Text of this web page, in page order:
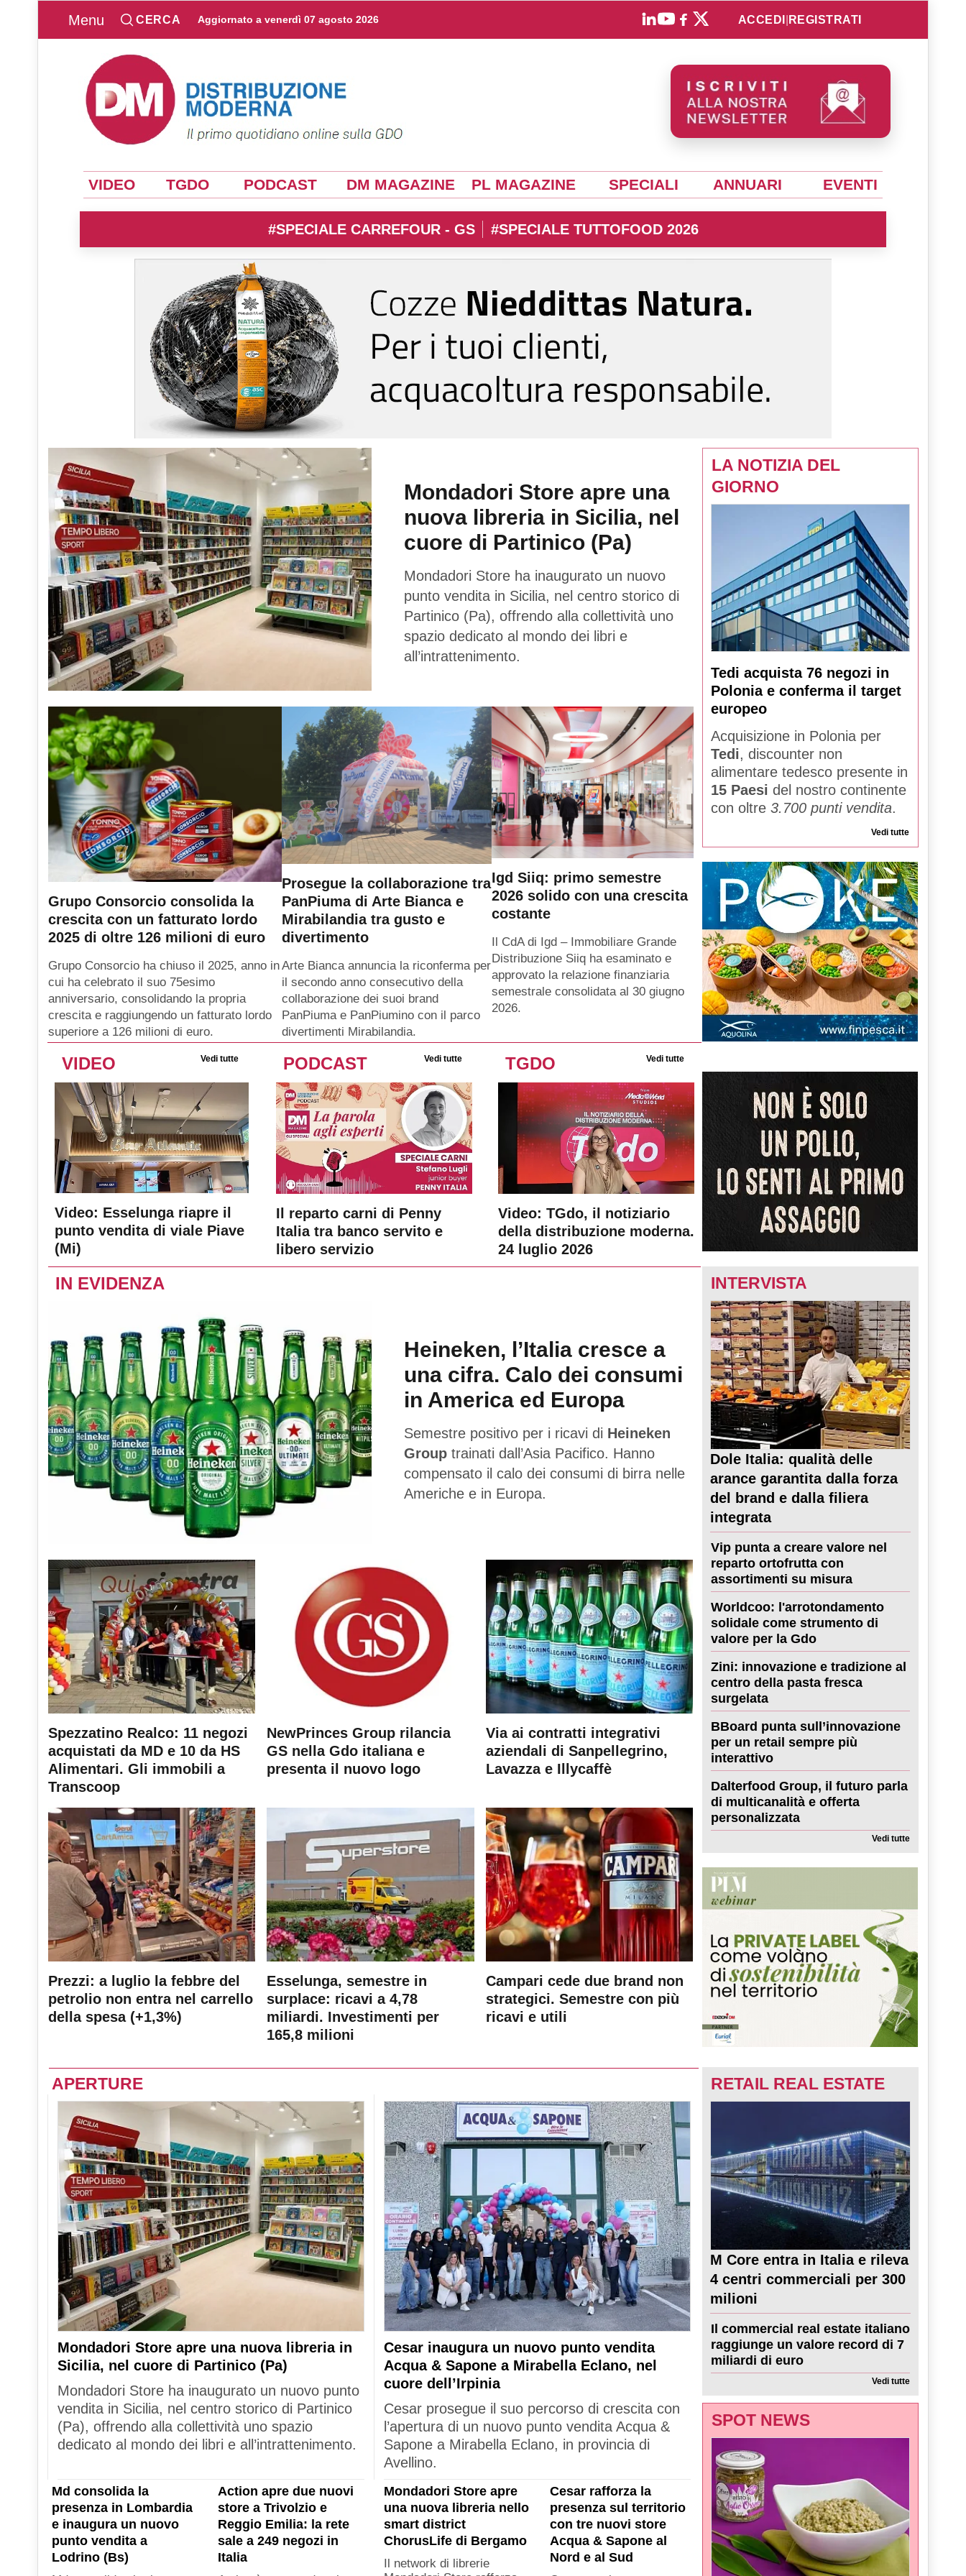
Menu CERCA Aggiornato a venerdì 07 agosto 2026 ACCEDI REGISTRATI
VIDEO TGDO PODCAST DM MAGAZINE PL MAGAZINE SPECIALI ANNUARI EVENTI
#SPECIALE CARREFOUR - GS #SPECIALE TUTTOFOOD 2026
Mondadori Store apre una
nuova libreria in Sicilia, nel
cuore di Partinico (Pa)
Mondadori Store ha inaugurato un nuovo
punto vendita in Sicilia, nel centro storico di
Partinico (Pa), offrendo alla collettività uno
spazio dedicato al mondo dei libri e
all’intrattenimento.
Grupo Consorcio consolida la
crescita con un fatturato lordo
2025 di oltre 126 milioni di euro
Grupo Consorcio ha chiuso il 2025, anno in
cui ha celebrato il suo 75esimo
anniversario, consolidando la propria
crescita e raggiungendo un fatturato lordo
superiore a 126 milioni di euro.
Prosegue la collaborazione tra
PanPiuma di Arte Bianca e
Mirabilandia tra gusto e
divertimento
Arte Bianca annuncia la riconferma per
il secondo anno consecutivo della
collaborazione dei suoi brand
PanPiuma e PanPiumino con il parco
divertimenti Mirabilandia.
Igd Siiq: primo semestre
2026 solido con una crescita
costante
Il CdA di Igd – Immobiliare Grande
Distribuzione Siiq ha esaminato e
approvato la relazione finanziaria
semestrale consolidata al 30 giugno
2026.
LA NOTIZIA DEL
GIORNO
Tedi acquista 76 negozi in
Polonia e conferma il target
europeo
Acquisizione in Polonia per
Tedi, discounter non
alimentare tedesco presente in
15 Paesi del nostro continente
con oltre 3.700 punti vendita.
Vedi tutte
VIDEO Vedi tutte
Video: Esselunga riapre il
punto vendita di viale Piave
(Mi)
PODCAST Vedi tutte
Il reparto carni di Penny
Italia tra banco servito e
libero servizio
TGDO Vedi tutte
Video: TGdo, il notiziario
della distribuzione moderna.
24 luglio 2026
IN EVIDENZA
Heineken, l’Italia cresce a
una cifra. Calo dei consumi
in America ed Europa
Semestre positivo per i ricavi di Heineken
Group trainati dall’Asia Pacifico. Hanno
compensato il calo dei consumi di birra nelle
Americhe e in Europa.
Spezzatino Realco: 11 negozi
acquistati da MD e 10 da HS
Alimentari. Gli immobili a
Transcoop
NewPrinces Group rilancia
GS nella Gdo italiana e
presenta il nuovo logo
Via ai contratti integrativi
aziendali di Sanpellegrino,
Lavazza e Illycaffè
Prezzi: a luglio la febbre del
petrolio non entra nel carrello
della spesa (+1,3%)
Esselunga, semestre in
surplace: ricavi a 4,78
miliardi. Investimenti per
165,8 milioni
Campari cede due brand non
strategici. Semestre con più
ricavi e utili
INTERVISTA
Dole Italia: qualità delle
arance garantita dalla forza
del brand e dalla filiera
integrata
Vip punta a creare valore nel
reparto ortofrutta con
assortimenti su misura
Worldcoo: l'arrotondamento
solidale come strumento di
valore per la Gdo
Zini: innovazione e tradizione al
centro della pasta fresca
surgelata
BBoard punta sull’innovazione
per un retail sempre più
interattivo
Dalterfood Group, il futuro parla
di multicanalità e offerta
personalizzata
Vedi tutte
APERTURE
Mondadori Store apre una nuova libreria in
Sicilia, nel cuore di Partinico (Pa)
Mondadori Store ha inaugurato un nuovo punto
vendita in Sicilia, nel centro storico di Partinico
(Pa), offrendo alla collettività uno spazio
dedicato al mondo dei libri e all’intrattenimento.
Cesar inaugura un nuovo punto vendita
Acqua & Sapone a Mirabella Eclano, nel
cuore dell’Irpinia
Cesar prosegue il suo percorso di crescita con
l’apertura di un nuovo punto vendita Acqua &
Sapone a Mirabella Eclano, in provincia di
Avellino.
Md consolida la
presenza in Lombardia
e inaugura un nuovo
punto vendita a
Lodrino (Bs)
Action apre due nuovi
store a Trivolzio e
Reggio Emilia: la rete
sale a 249 negozi in
Italia
Mondadori Store apre
una nuova libreria nello
smart district
ChorusLife di Bergamo
Il network di librerie
Cesar rafforza la
presenza sul territorio
con tre nuovi store
Acqua & Sapone al
Nord e al Sud
RETAIL REAL ESTATE
M Core entra in Italia e rileva
4 centri commerciali per 300
milioni
Il commercial real estate italiano
raggiunge un valore record di 7
miliardi di euro
Vedi tutte
SPOT NEWS